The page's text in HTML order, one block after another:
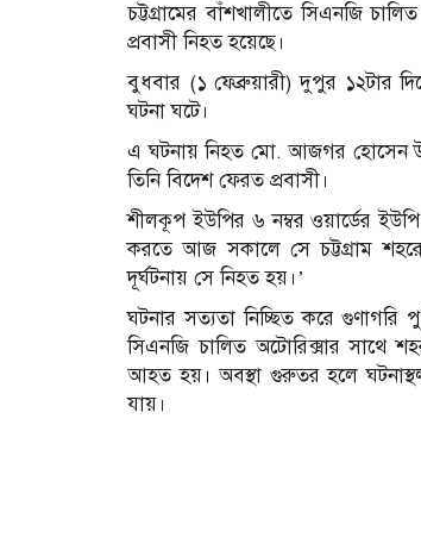
চট্টগ্রামের বাঁশখালীতে সিএনজি
প্রবাসী নিহত হয়েছে।
বুধবার (১ ফেব্রুয়ারী) দুপুর ১২টার
ঘটনা ঘটে।
এ ঘটনায় নিহত মো. আজগর হোসেন
তিনি বিদেশ ফেরত প্রবাসী।
শীলকূপ ইউপির ৬ নম্বর ওয়ার্ডের
করতে আজ সকালে সে চট্টগ্রাম শহরে
দূর্ঘটনায় সে নিহত হয়।’
ঘটনার সত্যতা নিচ্ছিত করে গুণাগরি
সিএনজি চালিত অটোরিক্সার
আহত হয়। অবস্থা গুরুতর হলে
যায়।